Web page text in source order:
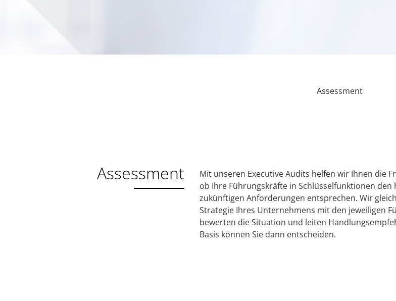
Assessment
Assessment
Mit unseren Executive Audits helfen wir Ihnen die
ob Ihre Führungskräfte in Schlüsselfunktionen den
zukünftigen Anforderungen entsprechen. Wir
Strategie Ihres Unternehmens mit den jeweiligen
bewerten die Situation und leiten
Basis können Sie dann entscheiden.